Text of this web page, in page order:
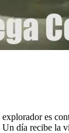
es
Un día recibe